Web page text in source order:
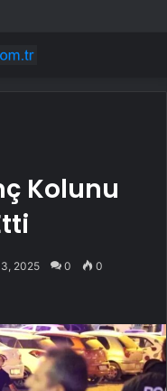
buldu
Kolunu
2025 0 0